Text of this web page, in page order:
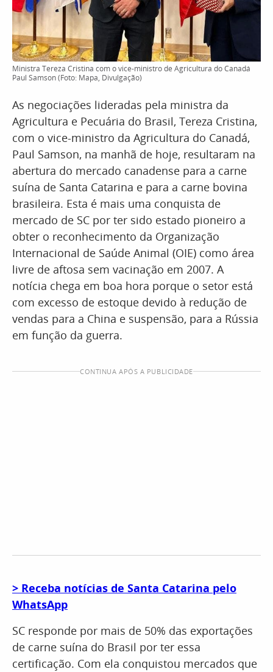
Ministra Tereza Cristina com o vice-ministro de Agricultura do Canadá
Paul Samson (Foto: Mapa, Divulgação)
As negociações lideradas pela ministra da
Agricultura e Pecuária do Brasil, Tereza Cristina,
com o vice-ministro da Agricultura do Canadá,
Paul Samson, na manhã de hoje, resultaram na
abertura do mercado canadense para a carne
suína de Santa Catarina e para a carne bovina
brasileira. Esta é mais uma conquista de
mercado de SC por ter sido estado pioneiro a
obter o reconhecimento da Organização
Internacional de Saúde Animal (OIE) como área
livre de aftosa sem vacinação em 2007. A
notícia chega em boa hora porque o setor está
com excesso de estoque devido à redução de
vendas para a China e suspensão, para a Rússia
em função da guerra.
CONTINUA APÓS A PUBLICIDADE
> Receba notícias de Santa Catarina pelo
WhatsApp
SC responde por mais de 50% das exportações
de carne suína do Brasil por ter essa
certificação. Com ela conquistou mercados que